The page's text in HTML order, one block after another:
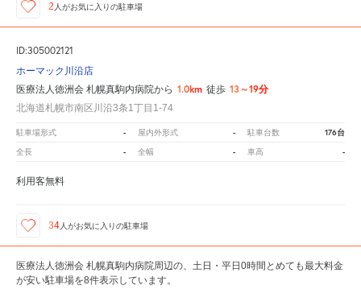
2 人がお気に入りの駐車場
ID:305002121
ホーマック川沿店
医療法人徳洲会 札幌真駒内病院から 1.0km 徒歩 13～19分
北海道札幌市南区川沿3条1丁目1-74
駐車場形式 - 屋内外形式 - 駐車台数 176台
全長 - 全幅 - 車高 -
利用客無料
34人がお気に入りの駐車場
医療法人徳洲会 札幌真駒内病院周辺の、土日・平日0時間とめても最大料金
が安い駐車場を8件表示しています。